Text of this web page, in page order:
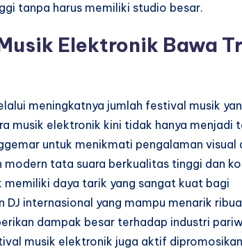
tanpa harus memiliki studio besar.
Elektronik Bawa
meningkatnya jumlah festival musik
musik elektronik kini tidak hanya menjadi
untuk menikmati pengalaman visual
tata suara berkualitas tinggi dan
daya tarik yang sangat kuat bagi
internasional yang mampu menarik
dampak besar terhadap industri
musik elektronik juga aktif dipromosikan